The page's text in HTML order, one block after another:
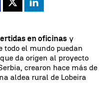
X Linkedin
en oficinas y
todo el mundo puedan
da origen al proyecto
crearon hace más de
aldea rural de Lobeira